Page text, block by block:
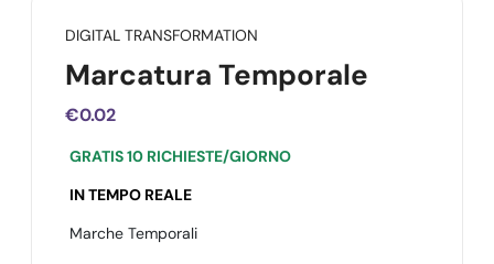
DIGITAL TRANSFORMATION
Marcatura Temporale
€0.02
GRATIS 10 RICHIESTE/GIORNO
IN TEMPO REALE
Marche Temporali